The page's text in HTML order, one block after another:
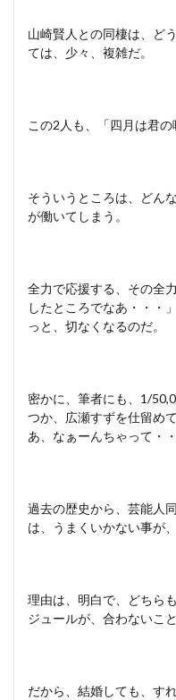
山崎賢人との同棲は、ど
ては、少々、複雑だ。
この2人も、「四月は君の
そういうところは、どん
が働いてしまう。
全力で応援する、その全
したところでなあ・・・
っと、切なくなるのだ。
密かに、筆者にも、1/
つか、広瀬すずを仕留め
あ、なぁーんちゃって・
過去の歴史から、芸能人
は、うまくいかない事が
理由は、明白で、どちら
ジュールが、合わないこ
だから、結婚しても、す